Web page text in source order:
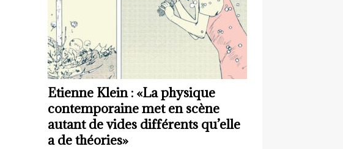
Etienne Klein : «La physique
contemporaine met en scène
autant de vides différents qu’elle
a de théories»